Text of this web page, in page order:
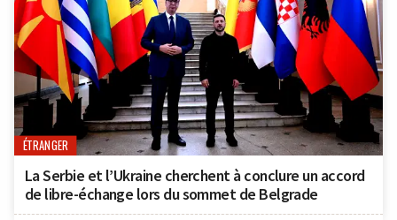
ÉTRANGER
La Serbie et l’Ukraine cherchent à conclure un accord
de libre-échange lors du sommet de Belgrade